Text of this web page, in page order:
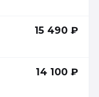
15 490 ₽
14 100 ₽